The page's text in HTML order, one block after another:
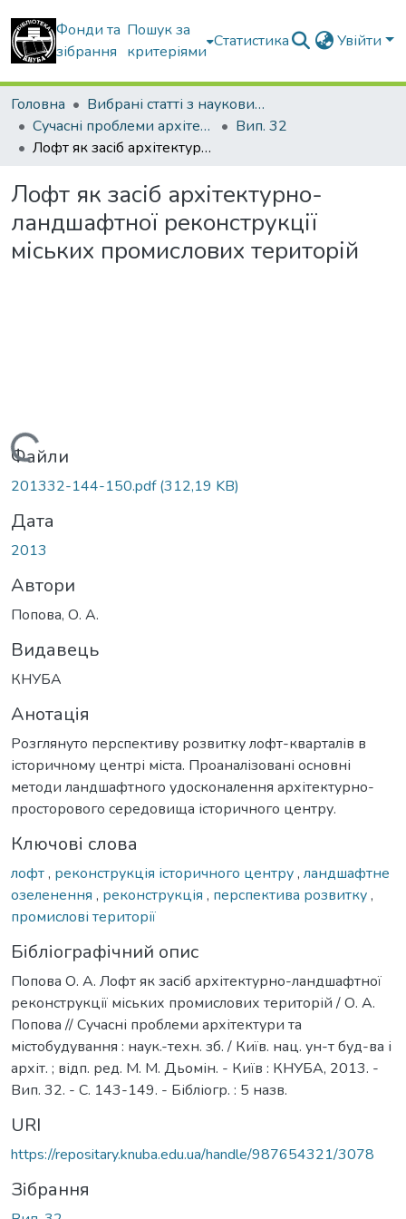
Фонди та
зібрання
Пошук за
критеріями
Статистика Увійти
Головна
Вибрані статті з наукових збірників КНУБА
Сучасні проблеми архітектури та містобудування
Вип. 32
Лофт як засіб архітектурно-ландшафтної реконструкції міських промислових територій
Лофт як засіб архітектурно-
ландшафтної реконструкції
міських промислових територій
Вантажиться...
Файли
201332-144-150.pdf(312,19 KB)
Дата
2013
Автори
Попова, О. А.
Видавець
КНУБА
Анотація
Розглянуто перспективу розвитку лофт-кварталів в
історичному центрі міста. Проаналізовані основні
методи ландшафтного удосконалення архітектурно-
просторового середовища історичного центру.
Ключові слова
лофт, реконструкція історичного центру, ландшафтне
озеленення , реконструкція , перспектива розвитку,
промислові території
Бібліографічний опис
Попова О. А. Лофт як засіб архітектурно-ландшафтної
реконструкції міських промислових територій / О. А.
Попова // Сучасні проблеми архітектури та
містобудування : наук.-техн. зб. / Київ. нац. ун-т буд-ва і
архіт. ; відп. ред. М. М. Дьомін. - Київ : КНУБА, 2013. -
Вип. 32. - С. 143-149. - Бібліогр. : 5 назв.
URI
https://repositary.knuba.edu.ua/handle/987654321/3078
Зібрання